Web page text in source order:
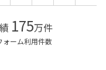
175万件
ーム利用件数